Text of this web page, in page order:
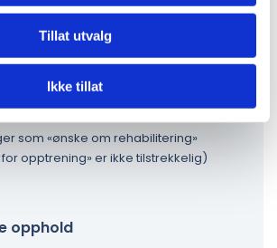
Tillat utvalg
Ikke tillat
for kompetansedeling med lokalt
livskvalitet, smertereduksjon og
som «ønske om rehabilitering»
opptrening» er ikke tilstrekkelig)
opphold